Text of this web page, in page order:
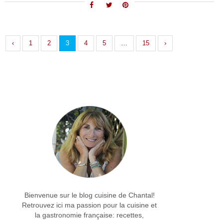
‹ 1 2 3 4 5 … 15 ›
Bienvenue sur le blog cuisine de Chantal!
Retrouvez ici ma passion pour la cuisine et
la gastronomie française: recettes,